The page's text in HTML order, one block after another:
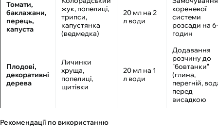
Томати,
баклажани,
перець,
капуста
жук, попелиці,
трипси,
капустянка
(ведмедка)
20 мл на 2
л води
кореневої
системи
розсади на
годин
Плодові,
декоративні
дерева
Личинки
хруща,
попелиці,
щитівки
20 мл на 1
л води
Додавання
розчину до
"бовтанки"
(глина,
перегній,
перед
висадкою
Рекомендації по використанню